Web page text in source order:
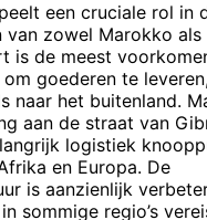
een cruciale rol in
zowel Marokko als
is de meest
goederen te
naar het buitenland.
aan de straat van
logistiek
en Europa. De
is aanzienlijk
sommige regio’s